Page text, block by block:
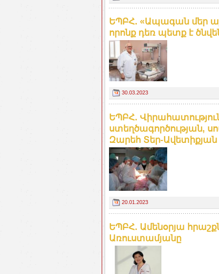
ԵՊԲՀ. «Ապագան մեր
որոնք դեռ պետք է
30.03.2023
ԵՊԲՀ.
ստեղծագործության,
Զարեհ Տեր-Ավետիքյան
20.01.2023
ԵՊԲՀ. Ամենօրյա
Առուստամյանը